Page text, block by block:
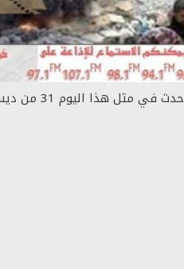
حدث في مثل هذا اليوم 31 من ديسمبر